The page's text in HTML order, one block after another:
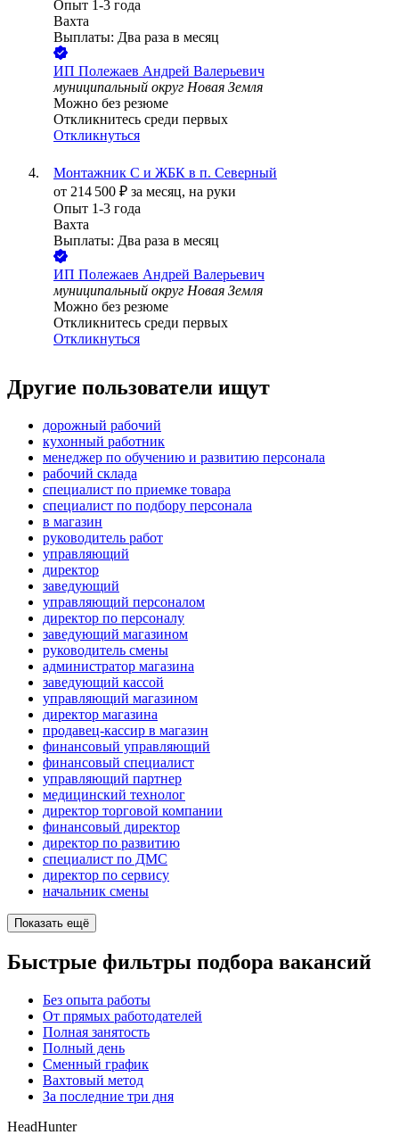
Опыт 1-3 года
Вахта
Выплаты: Два раза в месяц
ИП Полежаев Андрей Валерьевич
муниципальный округ Новая Земля
Можно без резюме
Откликнитесь среди первых
Откликнуться
Монтажник С и ЖБК в п. Северный
от 214 500 ₽ за месяц, на руки
Опыт 1-3 года
Вахта
Выплаты: Два раза в месяц
ИП Полежаев Андрей Валерьевич
муниципальный округ Новая Земля
Можно без резюме
Откликнитесь среди первых
Откликнуться
Другие пользователи ищут
дорожный рабочий
кухонный работник
менеджер по обучению и развитию персонала
рабочий склада
специалист по приемке товара
специалист по подбору персонала
в магазин
руководитель работ
управляющий
директор
заведующий
управляющий персоналом
директор по персоналу
заведующий магазином
руководитель смены
администратор магазина
заведующий кассой
управляющий магазином
директор магазина
продавец-кассир в магазин
финансовый управляющий
финансовый специалист
управляющий партнер
медицинский технолог
директор торговой компании
финансовый директор
директор по развитию
специалист по ДМС
директор по сервису
начальник смены
Показать ещё
Быстрые фильтры подбора вакансий
Без опыта работы
От прямых работодателей
Полная занятость
Полный день
Сменный график
Вахтовый метод
За последние три дня
HeadHunter